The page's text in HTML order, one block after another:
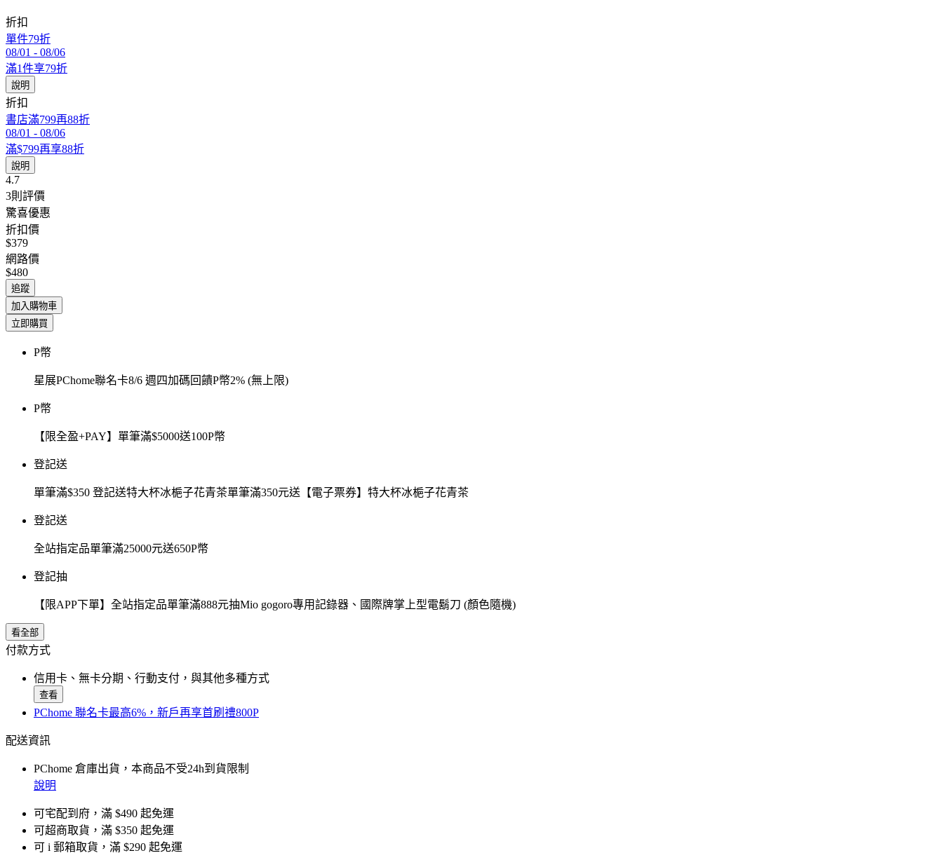
折扣
單件79折
08/01 - 08/06
滿1件享79折
說明
折扣
書店滿799再88折
08/01 - 08/06
滿$799再享88折
說明
4.7
3則評價
驚喜優惠
折扣價
$379
網路價
$480
追蹤
加入購物車
立即購買
P幣
星展PChome聯名卡8/6 週四加碼回饋P幣2% (無上限)
P幣
【限全盈+PAY】單筆滿$5000送100P幣
登記送
單筆滿$350 登記送特大杯冰梔子花青茶單筆滿350元送【電子票券】特大杯冰梔子花青茶
登記送
全站指定品單筆滿25000元送650P幣
登記抽
【限APP下單】全站指定品單筆滿888元抽Mio gogoro專用記錄器、國際牌掌上型電鬍刀 (顏色隨機)
看全部
付款方式
信用卡、無卡分期、行動支付，與其他多種方式
查看
PChome 聯名卡最高6%，新戶再享首刷禮800P
配送資訊
PChome 倉庫出貨，本商品不受24h到貨限制
說明
可宅配到府，滿 $490 起免運
可超商取貨，滿 $350 起免運
可 i 郵箱取貨，滿 $290 起免運